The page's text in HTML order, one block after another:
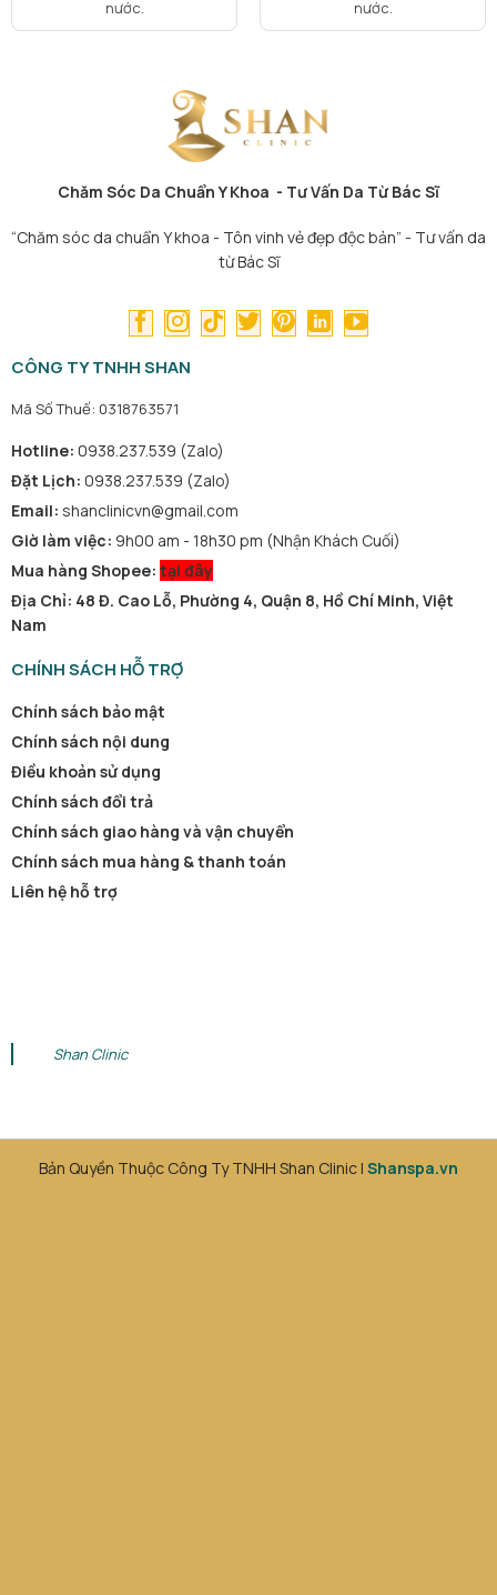
nước. nước.
Chăm Sóc Da Chuẩn Y Khoa - Tư Vấn Da Từ Bác Sĩ
“Chăm sóc da chuẩn Y khoa - Tôn vinh vẻ đẹp độc bản” - Tư vấn da
từ Bác Sĩ
CÔNG TY TNHH SHAN
Mã Số Thuế: 0318763571
Hotline: 0938.237.539 (Zalo)
Đặt Lịch: 0938.237.539 (Zalo)
Email: shanclinicvn@gmail.com
Giờ làm việc: 9h00 am - 18h30 pm (Nhận Khách Cuối)
Mua hàng Shopee: tại đây
Địa Chỉ: 48 Đ. Cao Lỗ, Phường 4, Quận 8, Hồ Chí Minh, Việt
Nam
CHÍNH SÁCH HỖ TRỢ
Chính sách bảo mật
Chính sách nội dung
Điều khoản sử dụng
Chính sách đổi trả
Chính sách giao hàng và vận chuyển
Chính sách mua hàng & thanh toán
Liên hệ hỗ trợ
Shan Clinic
Bản Quyền Thuộc Công Ty TNHH Shan Clinic | Shanspa.vn